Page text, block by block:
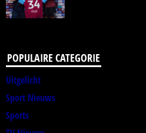
POPULAIRE CATEGORIE
Uitgelicht
Sport Nieuws
Sports